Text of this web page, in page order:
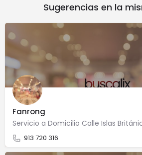
Sugerencias en la
Fanrong
913 720 316